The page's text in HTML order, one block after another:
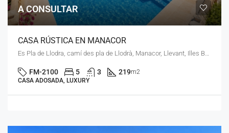
A CONSULTAR
CASA RÚSTICA EN MANACOR
Es Pla de Llodra, camí des pla de Llodrà, Manacor, Llevant, Illes Balears, 07509, España
FM-2100 5 3 219m2
CASA ADOSADA, LUXURY